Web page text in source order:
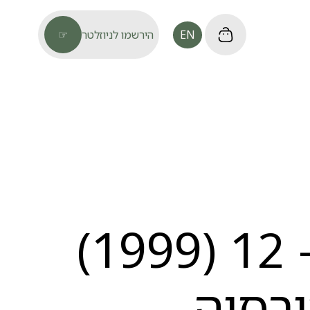
EN הירשמו לניוזלטר ☞
פולמוס — 12 (1999)